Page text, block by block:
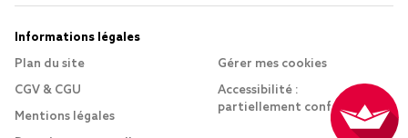
Informations légales
Plan du site
CGV & CGU
Mentions légales
Gérer mes cookies
Accessibilité :
partiellement conforme